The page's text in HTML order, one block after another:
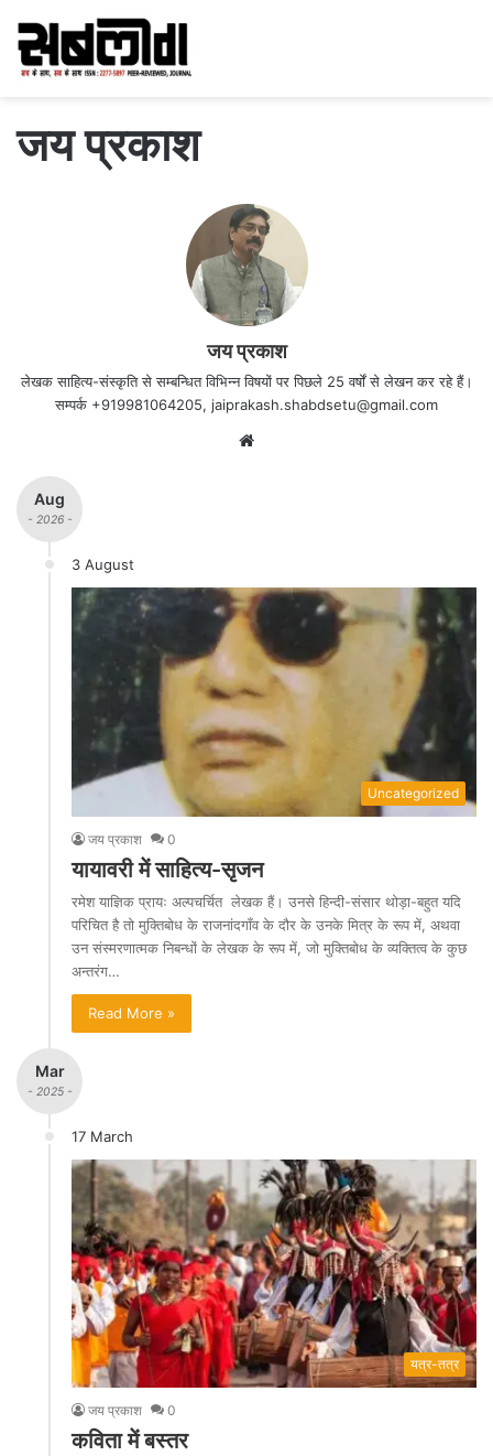
जय प्रकाश
जय प्रकाश
लेखक साहित्य-संस्कृति से सम्बन्धित विभिन्न विषयों पर पिछले 25 वर्षों से लेखन कर रहे हैं।
सम्पर्क +919981064205, jaiprakash.shabdsetu@gmail.com
Website
Aug
- 2026 -
3 August
Uncategorized
जय प्रकाश 0
यायावरी में साहित्य-सृजन
रमेश याज्ञिक प्रायः अल्पचर्चित लेखक हैं। उनसे हिन्दी-संसार थोड़ा-बहुत यदि
परिचित है तो मुक्तिबोध के राजनांदगाँव के दौर के उनके मित्र के रूप में, अथवा
उन संस्मरणात्मक निबन्धों के लेखक के रूप में, जो मुक्तिबोध के व्यक्तित्व के कुछ
अन्तरंग…
Read More »
Mar
- 2025 -
17 March
यत्र-तत्र
जय प्रकाश 0
कविता में बस्तर